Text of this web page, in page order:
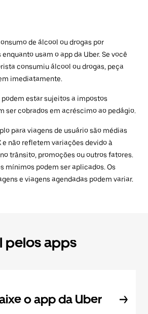
de álcool ou drogas por
usam o app da Uber. Se você
consumiu álcool ou drogas, peça
imediatamente.
estar sujeitos a impostos
ser cobrados em acréscimo ao pedágio.
para viagens de usuário são médias
e não refletem variações devido à
trânsito, promoções ou outros fatores.
mínimos podem ser aplicados. Os
e viagens agendadas podem variar.
pelos apps
o app da Uber